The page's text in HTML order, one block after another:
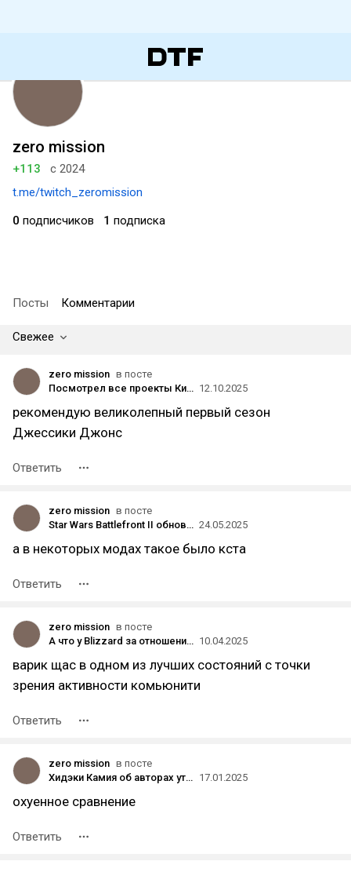
zero mission
+113
с 2024
t.me/twitch_zeromission
0 подписчиков 1 подписка
Посты Комментарии
Свежее
zero mission в посте
Посмотрел все проекты Киновселенной Marvel (за несколькими исключениями), делюсь впечатлениями 12.10.2025
рекомендую великолепный первый сезон
Джессики Джонс
Ответить
zero mission в посте
Star Wars Battlefront II обновила свой рекорд по онлайну в Steam — через пять лет после выхода на платформе 24.05.2025
а в некоторых модах такое было кста
Ответить
zero mission в посте
А что у Blizzard за отношения со Steam? Они на отзывы Overwatch 2 обижены что ли? 10.04.2025
варик щас в одном из лучших состояний с точки
зрения активности комьюнити
Ответить
zero mission в посте
Хидэки Камия об авторах утечек о Switch 2: «Их следует облить дерьмом с головы до ног и выбросить за пределы атмосферы» 17.01.2025
охуенное сравнение
Ответить